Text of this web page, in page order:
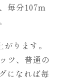
毎分107m
ります。
ツ、普通の
になれば毎